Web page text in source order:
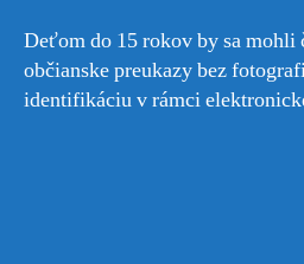
Deťom do 15 rokov by sa mohli
občianske preukazy bez
identifikáciu v rámci